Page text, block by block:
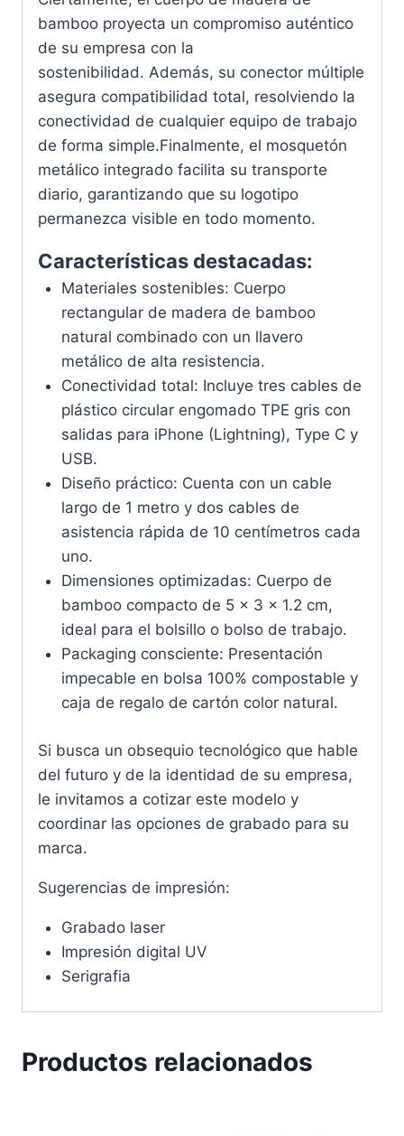
bamboo proyecta un compromiso auténtico
de su empresa con la
sostenibilidad. Además, su conector múltiple
asegura compatibilidad total, resolviendo la
conectividad de cualquier equipo de trabajo
de forma simple.Finalmente, el mosquetón
metálico integrado facilita su transporte
diario, garantizando que su logotipo
permanezca visible en todo momento.
Características destacadas:
Materiales sostenibles: Cuerpo
rectangular de madera de bamboo
natural combinado con un llavero
metálico de alta resistencia.
Conectividad total: Incluye tres cables de
plástico circular engomado TPE gris con
salidas para iPhone (Lightning), Type C y
USB.
Diseño práctico: Cuenta con un cable
largo de 1 metro y dos cables de
asistencia rápida de 10 centímetros cada
uno.
Dimensiones optimizadas: Cuerpo de
bamboo compacto de 5 x 3 x 1.2 cm,
ideal para el bolsillo o bolso de trabajo.
Packaging consciente: Presentación
impecable en bolsa 100% compostable y
caja de regalo de cartón color natural.
Si busca un obsequio tecnológico que hable
del futuro y de la identidad de su empresa,
le invitamos a cotizar este modelo y
coordinar las opciones de grabado para su
marca.
Sugerencias de impresión:
Grabado laser
Impresión digital UV
Serigrafia
Productos relacionados